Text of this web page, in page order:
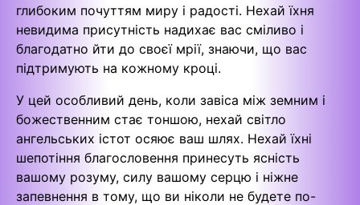
глибоким почуттям миру і радості. Нехай їхня
невидима присутність надихає вас сміливо і
благодатно йти до своєї мрії, знаючи, що вас
підтримують на кожному кроці.
У цей особливий день, коли завіса між земним і
божественним стає тоншою, нехай світло
ангельських істот осяює ваш шлях. Нехай їхні
шепотіння благословення принесуть ясність
вашому розуму, силу вашому серцю і ніжне
запевнення в тому, що ви ніколи не будете по-